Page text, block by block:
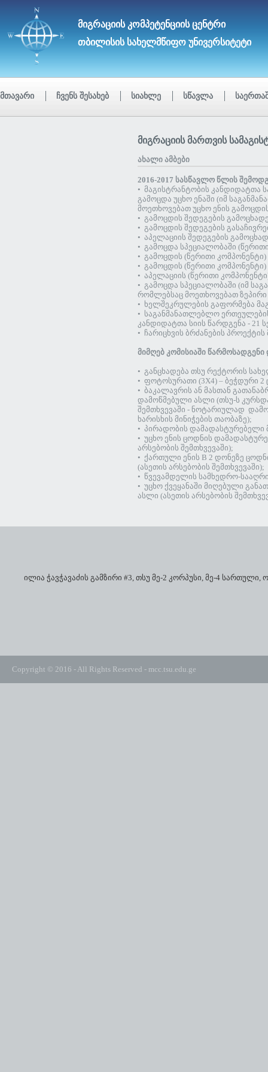
ᲛᲘᲒᲠᲐᲪᲘᲘᲡ ᲙᲝᲛᲞᲔᲢᲔᲜᲪᲘᲘᲡ ᲪᲔᲜᲢᲠᲘ
ᲗᲑᲘᲚᲘᲡᲘᲡ ᲡᲐᲮᲔᲚᲛᲬᲘᲤᲝ ᲣᲜᲘᲕᲔᲠᲡᲘᲢᲔᲢᲘ
ᲛᲗᲐᲕᲐᲠᲘ ᲩᲕᲔᲜᲡ ᲨᲔᲡᲐᲮᲔᲑ ᲡᲘᲐᲮᲚᲔ ᲡᲬᲐᲕᲚᲐ
მიგრაციის მართვის
ახალი ამბები
2016-2017 სასწავლო წლის
• მაგისტრანტობის კანდიდატთა
გამოცდა უცხო ენაში (იმ
მოეთხოვებათ უცხო ენის
• გამოცდის შედეგების
• გამოცდის შედეგების
• აპელაციის შედეგების
• გამოცდა სპეციალობაში
• გამოცდის (წერითი კომპონენტი)
• გამოცდის (წერითი კომპონენტი)
• აპელაციის (წერითი
• გამოცდა სპეციალობაში (იმ
რომლებსაც მოეთხოვებათ ზეპირი
• ხელშეკრულების გაფორმება
• საგანმანათლებლო
კანდიდატთა სიის წარდგენა - 21
• ჩარიცხვის ბრძანების
მიმღებ კომისიაში წარმოსადგენი
• განცხადება თსუ რექტორის
• ფოტოსურათი (3X4) – ბეჭდური
• ბაკალავრის ან მასთან
დამოწმებული ასლი (თსუ-ს
შემთხვევაში - ნოტარიულად
ხარისხის მინიჭების თაობაზე);
• პირადობის დამადასტურებელი
• უცხო ენის ცოდნის
არსებობის შემთხვევაში);
• ქართული ენის B 2 დონეზე
(ასეთის არსებობის შემთხვევაში);
• წვევამდელის სამხედრო-
• უცხო ქვეყანაში მიღებული
ასლი (ასეთის არსებობის
ილია ჭავჭავაძის გამზირი #3, თსუ მე-2 კორპუსი, მე-4 სართული,
Copyright © 2016 - All Rights Reserved - mcc.tsu.edu.ge